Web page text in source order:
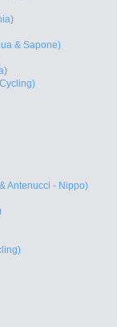
& Sapone)
Antenucci - Nippo)